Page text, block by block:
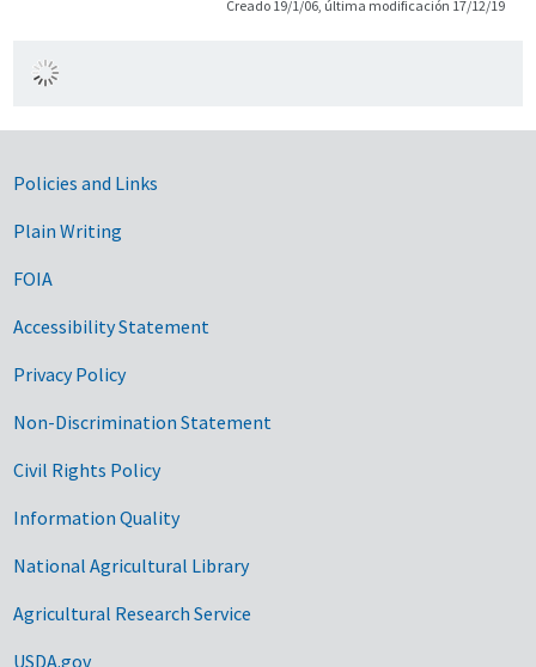
Creado 19/1/06, última modificación 17/12/19
Government Links
Policies and Links
Plain Writing
FOIA
Accessibility Statement
Privacy Policy
Non-Discrimination Statement
Civil Rights Policy
Information Quality
National Agricultural Library
Agricultural Research Service
USDA.gov